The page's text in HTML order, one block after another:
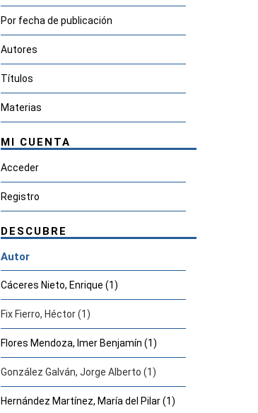
Por fecha de publicación
Autores
Títulos
Materias
MI CUENTA
Acceder
Registro
DESCUBRE
Autor
Cáceres Nieto, Enrique (1)
Fix Fierro, Héctor (1)
Flores Mendoza, Imer Benjamín (1)
González Galván, Jorge Alberto (1)
Hernández Martínez, María del Pilar (1)